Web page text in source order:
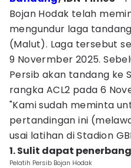
Bojan Hodak telah
mengundur laga
(Malut). Laga tersebut
9 Novermber 2025.
Persib akan tandang ke
rangka ACL2 pada 6
"Kami sudah meminta
pertandingan ini
usai latihan di Stadion
1. Sulit dapat
Pelatih Persib Bojan Hodak